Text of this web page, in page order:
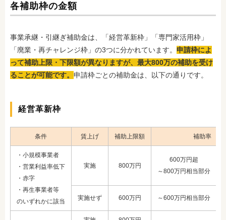
各補助枠の金額
事業承継・引継ぎ補助金は、「経営革新枠」「専門家活用枠」
「廃業・再チャレンジ枠」の3つに分かれています。 申請枠によ
って補助上限・下限額が異なりますが、最大800万の補助を受け
ることが可能です。 申請枠ごとの補助金は、以下の通りです。
経営革新枠
条件 賃上げ 補助上限額 補助率
・小規模事業者
・営業利益率低下
・赤字
・再生事業者等
のいずれかに該当
実施 800万円
600万円超
～800万円相当部分
実施せず 600万円 ～600万円相当部分